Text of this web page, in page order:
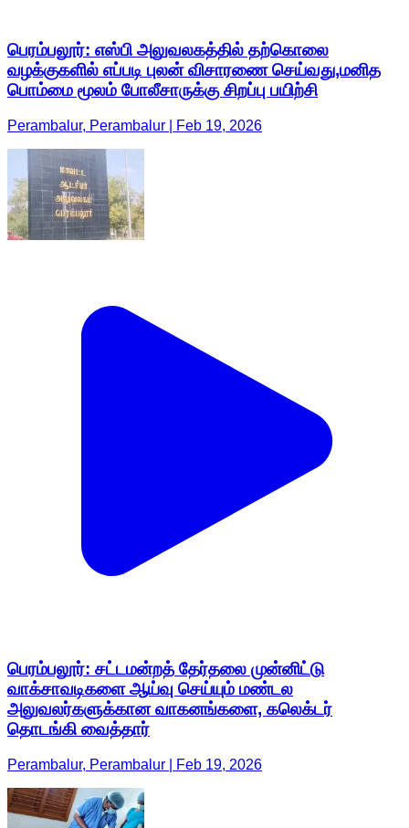
பெரம்பலூர்: எஸ்பி அலுவலகத்தில் தற்கொலை
வழக்குகளில் எப்படி புலன் விசாரணை செய்வது,மனித
பொம்மை மூலம் போலீசாருக்கு சிறப்பு பயிற்சி
Perambalur, Perambalur | Feb 19, 2026
பெரம்பலூர்: சட்டமன்றத் தேர்தலை முன்னிட்டு
வாக்சாவடிகளை ஆய்வு செய்யும் மண்டல
அலுவலர்களுக்கான வாகனங்களை, கலெக்டர்
தொடங்கி வைத்தார்
Perambalur, Perambalur | Feb 19, 2026